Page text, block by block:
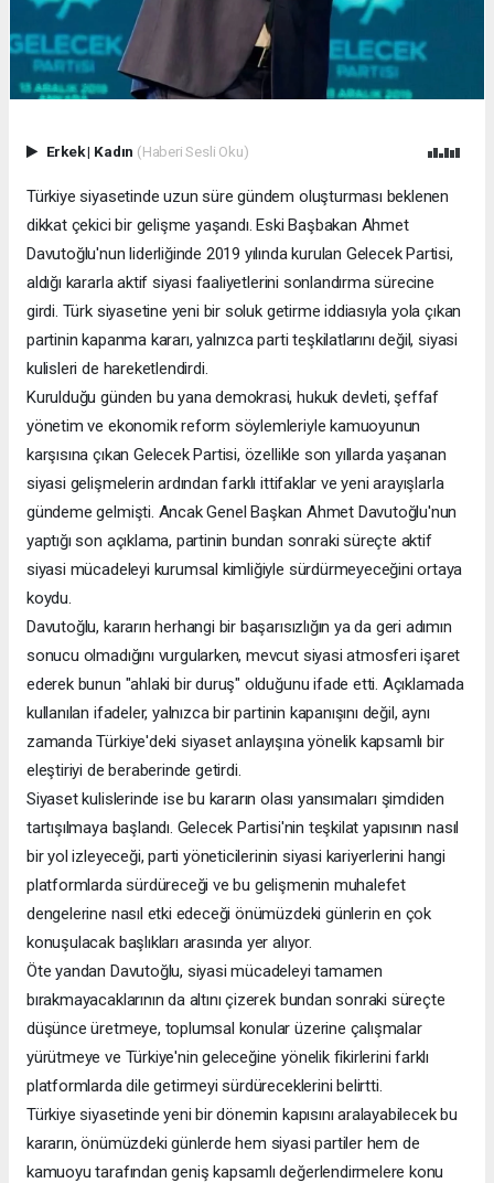
Erkek| Kadın (Haberi Sesli Oku)
Türkiye siyasetinde uzun süre gündem oluşturması beklenen
dikkat çekici bir gelişme yaşandı. Eski Başbakan Ahmet
Davutoğlu'nun liderliğinde 2019 yılında kurulan Gelecek Partisi,
aldığı kararla aktif siyasi faaliyetlerini sonlandırma sürecine
girdi. Türk siyasetine yeni bir soluk getirme iddiasıyla yola çıkan
partinin kapanma kararı, yalnızca parti teşkilatlarını değil, siyasi
kulisleri de hareketlendirdi.
Kurulduğu günden bu yana demokrasi, hukuk devleti, şeffaf
yönetim ve ekonomik reform söylemleriyle kamuoyunun
karşısına çıkan Gelecek Partisi, özellikle son yıllarda yaşanan
siyasi gelişmelerin ardından farklı ittifaklar ve yeni arayışlarla
gündeme gelmişti. Ancak Genel Başkan Ahmet Davutoğlu'nun
yaptığı son açıklama, partinin bundan sonraki süreçte aktif
siyasi mücadeleyi kurumsal kimliğiyle sürdürmeyeceğini ortaya
koydu.
Davutoğlu, kararın herhangi bir başarısızlığın ya da geri adımın
sonucu olmadığını vurgularken, mevcut siyasi atmosferi işaret
ederek bunun "ahlaki bir duruş" olduğunu ifade etti. Açıklamada
kullanılan ifadeler, yalnızca bir partinin kapanışını değil, aynı
zamanda Türkiye'deki siyaset anlayışına yönelik kapsamlı bir
eleştiriyi de beraberinde getirdi.
Siyaset kulislerinde ise bu kararın olası yansımaları şimdiden
tartışılmaya başlandı. Gelecek Partisi'nin teşkilat yapısının nasıl
bir yol izleyeceği, parti yöneticilerinin siyasi kariyerlerini hangi
platformlarda sürdüreceği ve bu gelişmenin muhalefet
dengelerine nasıl etki edeceği önümüzdeki günlerin en çok
konuşulacak başlıkları arasında yer alıyor.
Öte yandan Davutoğlu, siyasi mücadeleyi tamamen
bırakmayacaklarının da altını çizerek bundan sonraki süreçte
düşünce üretmeye, toplumsal konular üzerine çalışmalar
yürütmeye ve Türkiye'nin geleceğine yönelik fikirlerini farklı
platformlarda dile getirmeyi sürdüreceklerini belirtti.
Türkiye siyasetinde yeni bir dönemin kapısını aralayabilecek bu
kararın, önümüzdeki günlerde hem siyasi partiler hem de
kamuoyu tarafından geniş kapsamlı değerlendirmelere konu